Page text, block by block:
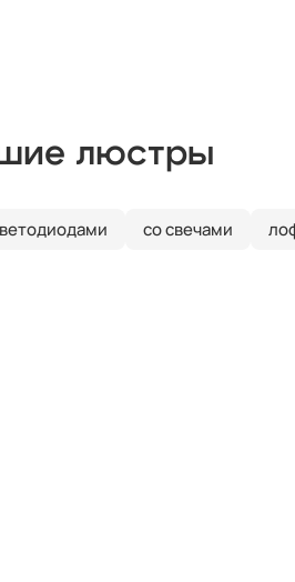
люстры
со свечами